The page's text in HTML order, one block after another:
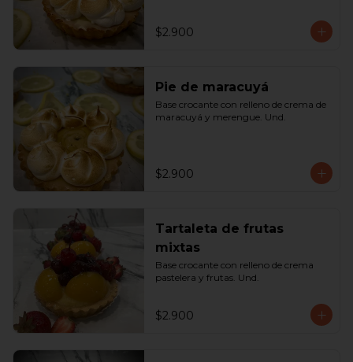
$2.900
Pie de maracuyá
Base crocante con relleno de crema de
maracuyá y merengue. Und.
$2.900
Tartaleta de frutas
mixtas
Base crocante con relleno de crema
pastelera y frutas. Und.
$2.900